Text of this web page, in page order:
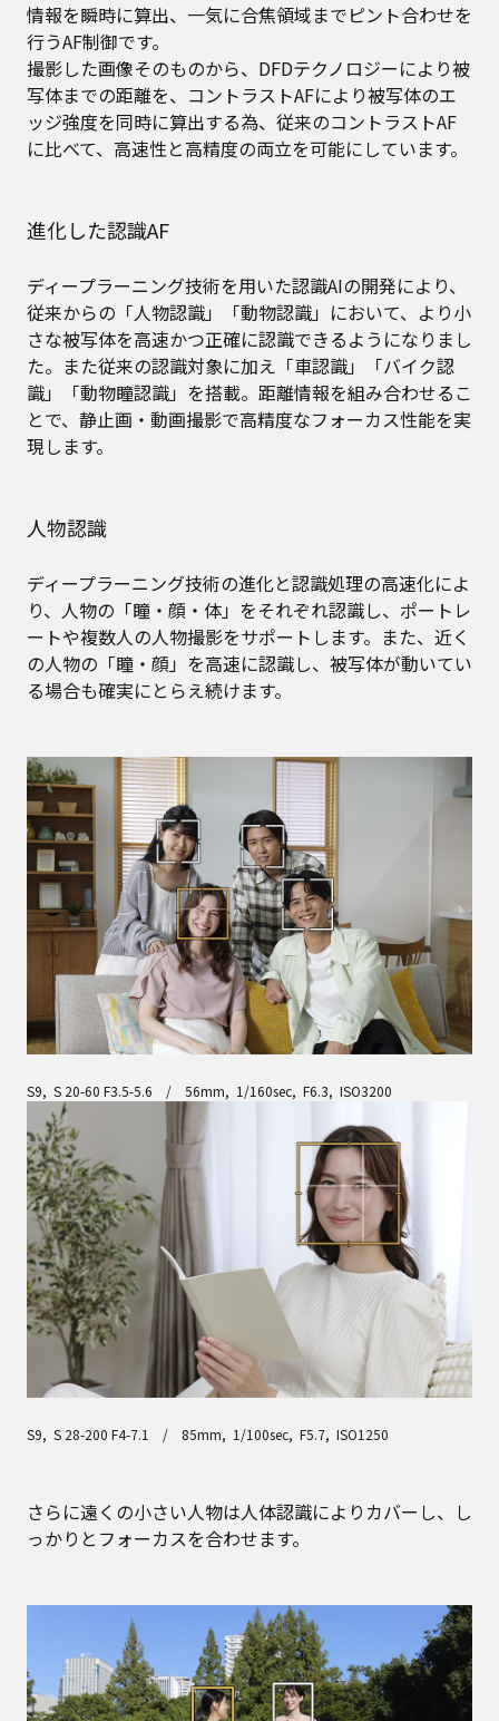
情報を瞬時に算出、一気に合焦領域までピント合わせを
行うAF制御です。
撮影した画像そのものから、DFDテクノロジーにより被
写体までの距離を、コントラストAFにより被写体のエ
ッジ強度を同時に算出する為、従来のコントラストAF
に比べて、高速性と高精度の両立を可能にしています。
進化した認識AF
ディープラーニング技術を用いた認識AIの開発により、
従来からの「人物認識」「動物認識」において、より小
さな被写体を高速かつ正確に認識できるようになりまし
た。また従来の認識対象に加え「車認識」「バイク認
識」「動物瞳認識」を搭載。距離情報を組み合わせるこ
とで、静止画・動画撮影で高精度なフォーカス性能を実
現します。
人物認識
ディープラーニング技術の進化と認識処理の高速化によ
り、人物の「瞳・顔・体」をそれぞれ認識し、ポートレ
ートや複数人の人物撮影をサポートします。また、近く
の人物の「瞳・顔」を高速に認識し、被写体が動いてい
る場合も確実にとらえ続けます。
S9, S 20-60 F3.5-5.6 / 56mm, 1/160sec, F6.3, ISO3200
S9, S 28-200 F4-7.1 / 85mm, 1/100sec, F5.7, ISO1250
さらに遠くの小さい人物は人体認識によりカバーし、し
っかりとフォーカスを合わせます。